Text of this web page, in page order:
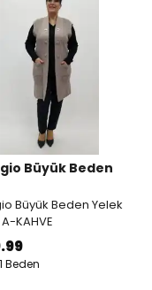
Büyük Beden
Büyük Beden Yelek
KAHVE
Beden